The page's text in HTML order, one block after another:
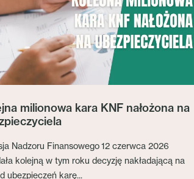
milionowa kara KNF nałożona na
Nadzoru Finansowego 12 czerwca 2026
kolejną w tym roku decyzję nakładającą na
ubezpieczeń karę...